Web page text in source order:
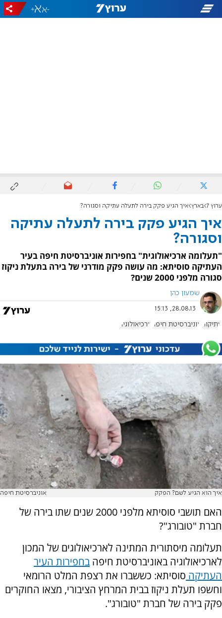
-
+
ערוץ 7 בארץ איך הגיע פקק בירה לתעלה עתיקה וסגורה?
איך הגיע פקק בירה לתעלה עתיקה
וסגורה?
"תעלומה ארכיאולוגית" בחפירות אוניברסיטת חיפה בעיר
העתיקה סוסיתא: מה עושה פקק מודרני של בירה בתעלת ניקוז
סגורה מלפני 2000 שנים?
שמעון כהן
28.08.13, 15:13
עתיקות אוניברסיטת חיפה ארכיאולוגיה
איך הוא הגיע לשם? הפקק אוניברסיטת חיפה
האם תושבי סוסיתא מלפני 2000 שנים שתו בירה של
חברת "טובורג"?
תעלומה מיסתורית המתינה לארכיאולוגים של המכון
לארכיאולוגיה באוניברסיטת חיפה בחפירות העיר
העתיקה סוסיתא: כששברו את רצפת המלט הרומאי
וחשפו תעלת ניקוז בבית המרחץ הציבורי, מצאו החוקרים
פקק בירה של חברת "טובורג".